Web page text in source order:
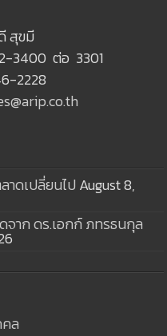
สุขมี
3400 ต่อ 3301
2228
าดเปลี่ยนไป August 8,
จาก ดร.เอกก์ ภทรธนกุล
ล